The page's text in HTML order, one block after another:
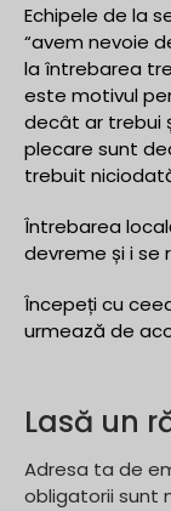
Echipele de la
“avem nevoie
la întrebarea
este motivul
decât ar trebui
plecare sunt
trebuit
Întrebarea
devreme și i se
Începeți cu
urmează de
Lasă un
Adresa ta de
obligatorii sunt